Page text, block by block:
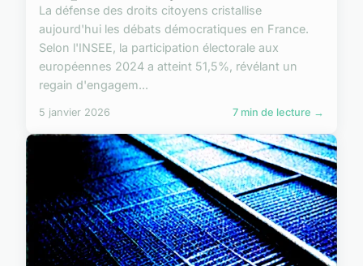
La défense des droits citoyens cristallise
aujourd'hui les débats démocratiques en France.
Selon l'INSEE, la participation électorale aux
européennes 2024 a atteint 51,5%, révélant un
regain d'engagem...
5 janvier 2026 7 min de lecture →